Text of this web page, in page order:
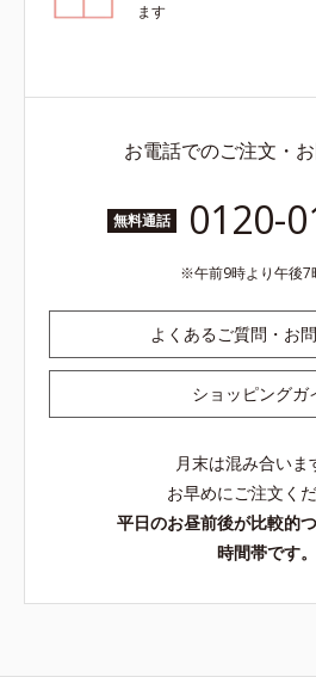
ます
お電話でのご注文・
無料通話 0120-
午前9時より午後7
よくあるご質問・お
ショッピングガ
月末は混み合いま
お早めにご注文くだ
平日のお昼前後が比較的
時間帯です。